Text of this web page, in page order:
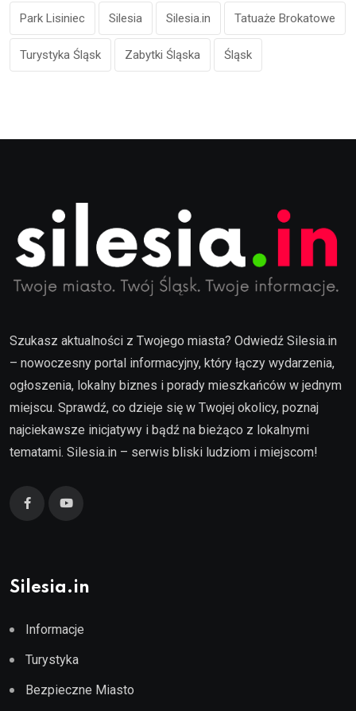
Park Lisiniec Silesia Silesia.in Tatuaże Brokatowe
Turystyka Śląsk Zabytki Śląska Śląsk
Szukasz aktualności z Twojego miasta? Odwiedź Silesia.in
– nowoczesny portal informacyjny, który łączy wydarzenia,
ogłoszenia, lokalny biznes i porady mieszkańców w jednym
miejscu. Sprawdź, co dzieje się w Twojej okolicy, poznaj
najciekawsze inicjatywy i bądź na bieżąco z lokalnymi
tematami. Silesia.in – serwis bliski ludziom i miejscom!
Silesia.in
Informacje
Turystyka
Bezpieczne Miasto